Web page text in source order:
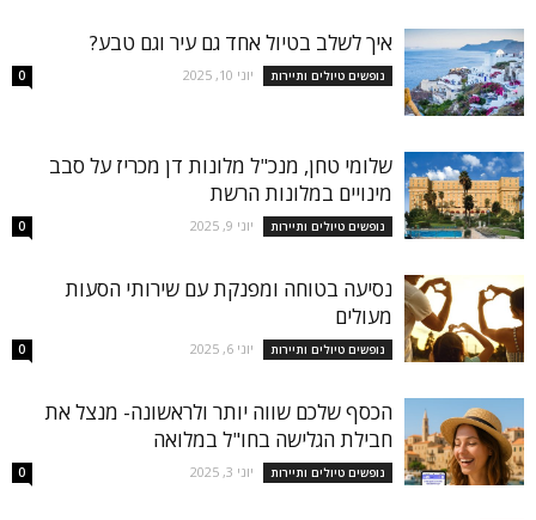
איך לשלב בטיול אחד גם עיר וגם טבע?
נופשים טיולים ותיירות יוני 10, 2025 0
שלומי טחן, מנכ"ל מלונות דן מכריז על סבב
מינויים במלונות הרשת
נופשים טיולים ותיירות יוני 9, 2025 0
נסיעה בטוחה ומפנקת עם שירותי הסעות
מעולים
נופשים טיולים ותיירות יוני 6, 2025 0
הכסף שלכם שווה יותר ולראשונה- מנצל את
חבילת הגלישה בחו"ל במלואה
נופשים טיולים ותיירות יוני 3, 2025 0